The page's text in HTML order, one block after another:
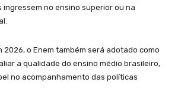
no ensino superior ou na
2026, o Enem também será adotado como
a qualidade do ensino médio brasileiro,
no acompanhamento das políticas